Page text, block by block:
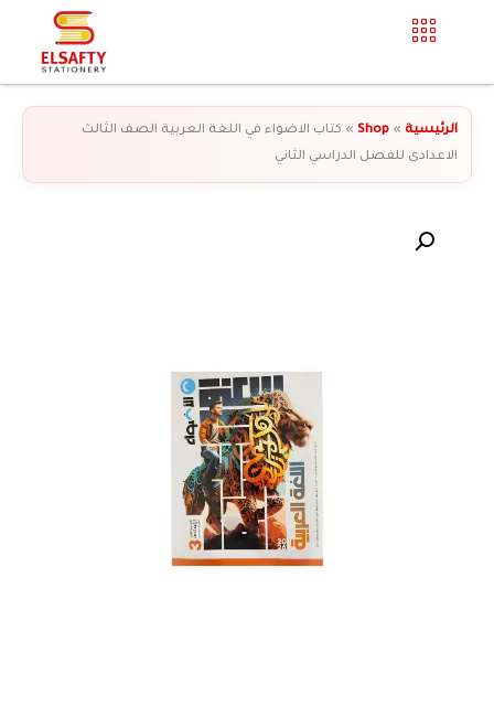
الرئيسية »
Shop
» كتاب الاضواء في اللغة العربية الصف الثالث
الاعدادى للفصل الدراسي الثاني